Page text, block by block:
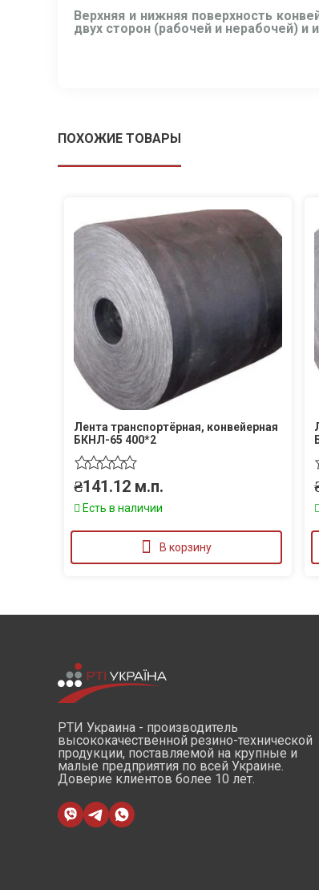
Верхняя и нижняя поверхность
двух сторон (рабочей и нерабочей) и
ПОХОЖИЕ ТОВАРЫ
Лента транспортёрная, конвейерная
БКНЛ-65 400*2
₴141.12 м.п.
Есть в наличии
В корзину
РТИ Украина - производитель
высококачественной резино-технической
продукции, поставляемой на крупные и
малые предприятия по всей Украине.
Доверие клиентов более 10 лет.